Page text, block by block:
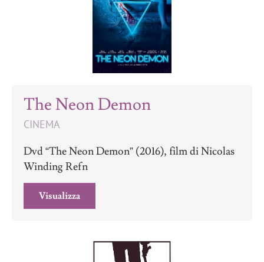
The Neon Demon
CINEMA
Dvd “The Neon Demon” (2016), film di Nicolas
Winding Refn
Visualizza